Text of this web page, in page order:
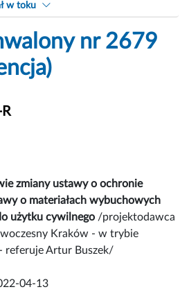
w toku
nr 2679
zmiany ustawy o ochronie
o materiałach wybuchowych
użytku cywilnego /projektodawca
Kraków - w trybie
referuje Artur Buszek/
04-13